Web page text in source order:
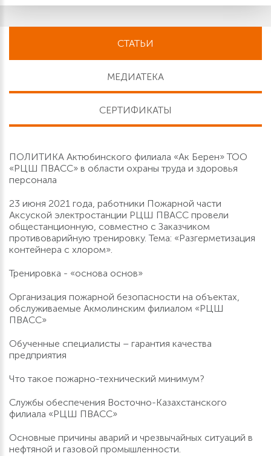
СТАТЬИ
МЕДИАТЕКА
СЕРТИФИКАТЫ
ПОЛИТИКА Актюбинского филиала «Ак Берен» ТОО
«РЦШ ПВАСС» в области охраны труда и здоровья
персонала
23 июня 2021 года, работники Пожарной части
Аксуской электростанции РЦШ ПВАСС провели
общестанционную, совместно с Заказчиком
противоварийную тренировку. Тема: «Разгерметизация
контейнера с хлором».
Тренировка - «основа основ»
Организация пожарной безопасности на объектах,
обслуживаемые Акмолинским филиалом «РЦШ
ПВАСС»
Обученные специалисты – гарантия качества
предприятия
Что такое пожарно-технический минимум?
Службы обеспечения Восточно-Казахстанского
филиала «РЦШ ПВАСС»
Основные причины аварий и чрезвычайных ситуаций в
нефтяной и газовой промышленности.